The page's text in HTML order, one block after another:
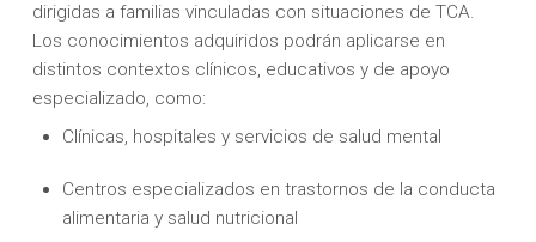
dirigidas a familias vinculadas con situaciones de TCA.
Los conocimientos adquiridos podrán aplicarse en
distintos contextos clínicos, educativos y de apoyo
especializado, como:
Clínicas, hospitales y servicios de salud mental
Centros especializados en trastornos de la conducta
alimentaria y salud nutricional